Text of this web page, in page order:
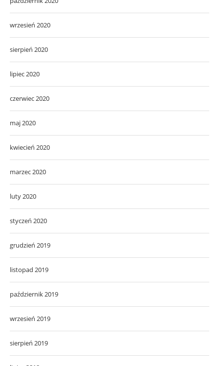
wrzesień 2020
sierpień 2020
lipiec 2020
czerwiec 2020
maj 2020
kwiecień 2020
marzec 2020
luty 2020
styczeń 2020
grudzień 2019
listopad 2019
październik 2019
wrzesień 2019
sierpień 2019